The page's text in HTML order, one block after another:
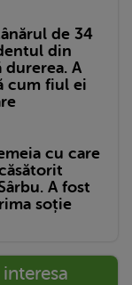
de 34
din
durerea. A
cum fiul ei
cu care
A fost
soție